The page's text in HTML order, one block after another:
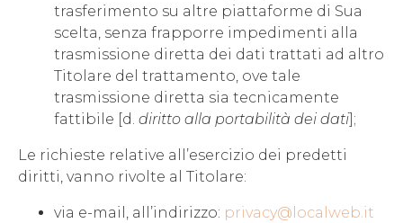
trasferimento su altre piattaforme di Sua
scelta, senza frapporre impedimenti alla
trasmissione diretta dei dati trattati ad altro
Titolare del trattamento, ove tale
trasmissione diretta sia tecnicamente
fattibile [d. diritto alla portabilità dei dati ];
Le richieste relative all’esercizio dei predetti
diritti, vanno rivolte al Titolare:
via e-mail, all’indirizzo: privacy@localweb.it